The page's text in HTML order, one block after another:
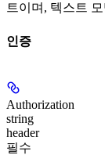
트이며, 텍스트
인증
Authorization
string
header
필수